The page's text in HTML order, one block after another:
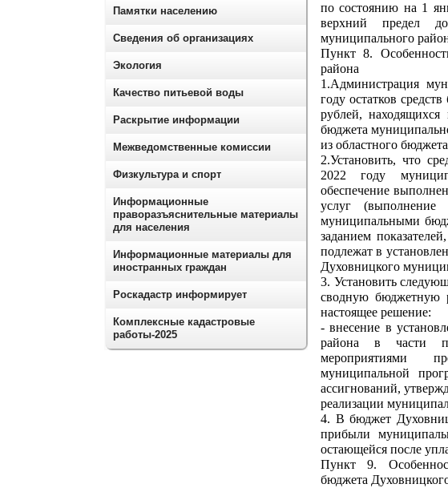
по состоянию на 1
верхний предел
муниципального
Пункт 8.
района
1.Администрация
году остатков
рублей,
бюджета
из областного
2.Установить, что
2022 году
обеспечение
услуг (выполнение
муниципальными
заданием
подлежат в
Духовницкого
3. Установить
сводную бюджетную
настоящее решение:
- внесение в
района в части
мероприятиями
муниципальной
ассигнований,
реализации
4. В бюджет
прибыли
остающейся после
Пункт 9.
бюджета
Памятки населению
Сведения об организациях
Экология
Качество питьевой воды
Раскрытие информации
Межведомственные комиссии
Физкультура и спорт
Информационные
праворазъяснительные материалы
для населения
Информационные материалы для
иностранных граждан
Роскадастр информирует
Комплексные кадастровые
работы-2025